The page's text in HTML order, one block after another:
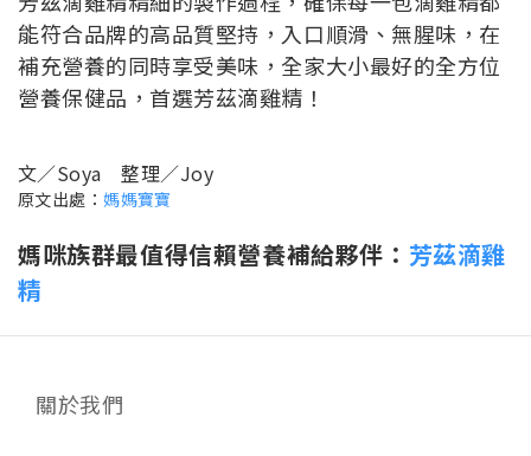
能符合品牌的高品質堅持，入口順滑、無腥味，在
補充營養的同時享受美味，全家大小最好的全方位
營養保健品，首選芳茲滴雞精！
文／Soya 整理／Joy
原文出處：媽媽寶寶
媽咪族群最值得信賴營養補給夥伴： 芳茲滴雞
精
關於我們